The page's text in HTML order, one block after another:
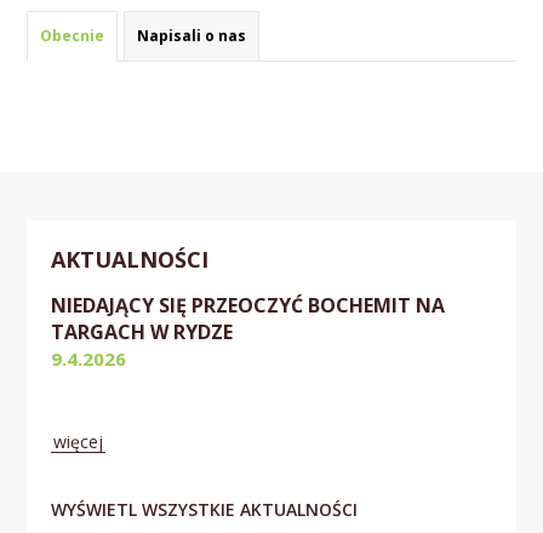
Obecnie Napisali o nas
AKTUALNOŚCI
WYŚWIETL WSZYSTKIE AKTUALNOŚCI
NIEDAJĄCY SIĘ PRZEOCZYĆ BOCHEMIT NA
TARGACH W RYDZE
9.4.2026
więcej